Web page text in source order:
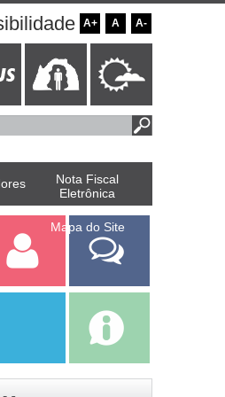
A+ A A-
Nota Fiscal
Eletrônica
Mapa do Site
Servidor
Fale Com a
Prefeitura